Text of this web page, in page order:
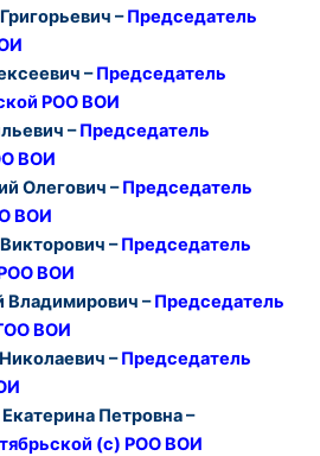
–Председатель
–Председатель
РОО ВОИ
–Председатель
ВОИ
Олегович –Председатель
ВОИ
–Председатель
ВОИ
Владимирович –Председатель
ВОИ
–Председатель
Петровна –
(с) РОО ВОИ